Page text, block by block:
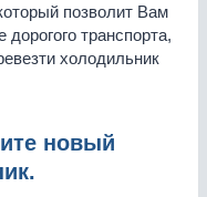
позволит Вам
транспорта,
холодильник
новый